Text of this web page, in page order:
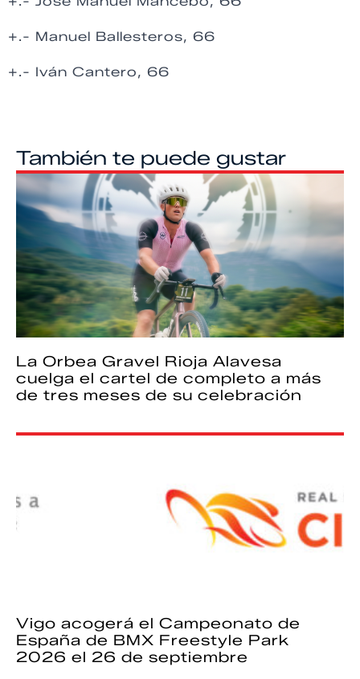
+.- Manuel Ballesteros, 66
+.- Iván Cantero, 66
También te puede gustar
La Orbea Gravel Rioja Alavesa
cuelga el cartel de completo a más
de tres meses de su celebración
Vigo acogerá el Campeonato de
España de BMX Freestyle Park
2026 el 26 de septiembre